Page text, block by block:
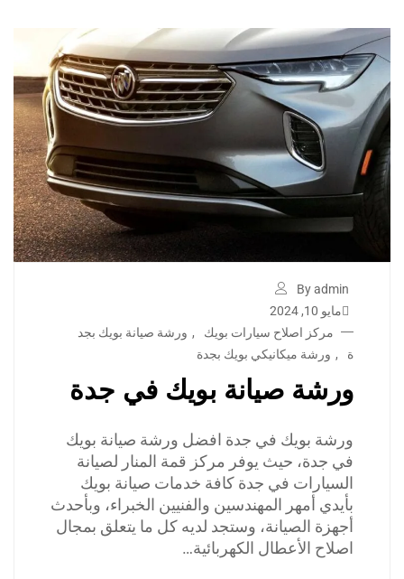
By admin
مايو 10, 2024
مركز اصلاح سيارات بويك
, ورشة صيانة بويك بجد
ة
, ورشة ميكانيكي بويك بجدة
ورشة صيانة بويك في جدة
ورشة بويك في جدة افضل ورشة صيانة بويك
في جدة، حيث يوفر مركز قمة المنار لصيانة
السيارات في جدة كافة خدمات صيانة بويك
بأيدي أمهر المهندسين والفنيين الخبراء، وبأحدث
أجهزة الصيانة، وستجد لديه كل ما يتعلق بمجال
اصلاح الأعطال الكهربائية…